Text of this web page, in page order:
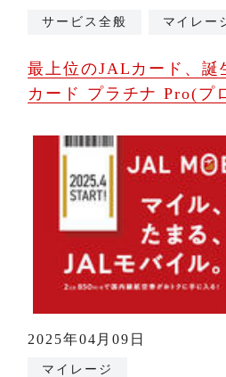
サービス全般 マイレー
最上位のJALカード、誕
カード プラチナ Pro(プ
2025年04月09日
マイレージ